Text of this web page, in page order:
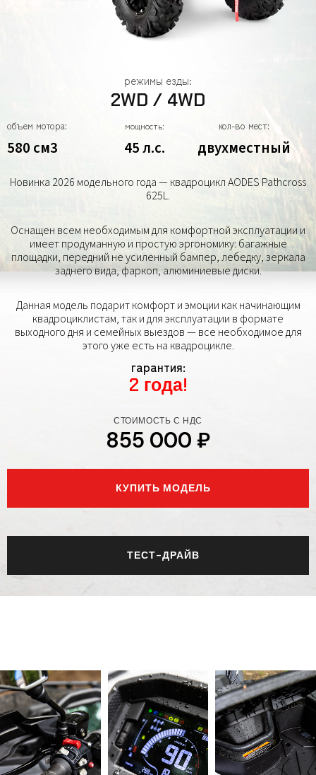
режимы езды:
2WD / 4WD
объем мотора:
580 см3
мощность:
45 л.с.
кол-во мест:
двухместный
Новинка 2026 модельного года — квадроцикл AODES Pathcross
625L.
Оснащен всем необходимым для комфортной эксплуатации и
имеет продуманную и простую эргономику: багажные
площадки, передний не усиленный бампер, лебедку, зеркала
заднего вида, фаркоп, алюминиевые диски.
Данная модель подарит комфорт и эмоции как начинающим
квадроциклистам, так и для эксплуатации в формате
выходного дня и семейных выездов — все необходимое для
этого уже есть на квадроцикле.
гарантия:
2 года!
СТОИМОСТЬ С НДС
855 000 ₽
КУПИТЬ МОДЕЛЬ
ТЕСТ-ДРАЙВ